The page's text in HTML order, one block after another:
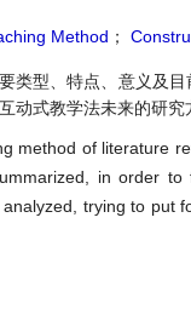
Method ；
类型、特点、意义及
动式教学法未来的研究
method of literature
in order
trying to put